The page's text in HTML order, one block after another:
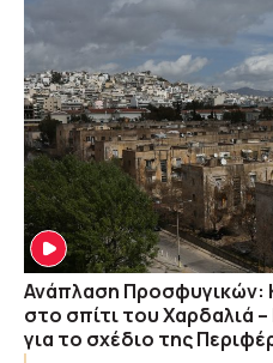
Ανάπλαση Προσφυγικών:
στο σπίτι του Χαρδαλιά
για το σχέδιο της